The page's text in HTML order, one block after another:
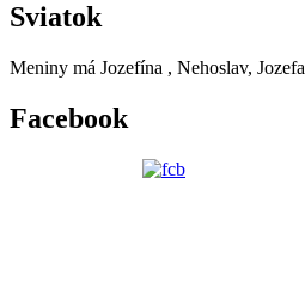
Sviatok
Meniny má Jozefína , Nehoslav, Jozefa
Facebook